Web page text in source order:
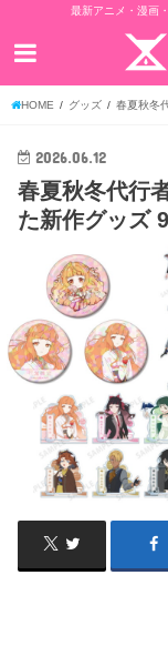
最新アニメ・漫画
HOME グッズ 春夏秋冬
2026.06.12
春夏秋冬代行
た新作グッズ